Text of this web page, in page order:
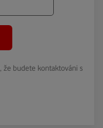
že budete kontaktováni s